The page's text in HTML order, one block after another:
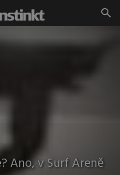
Ano, v Surf Areně